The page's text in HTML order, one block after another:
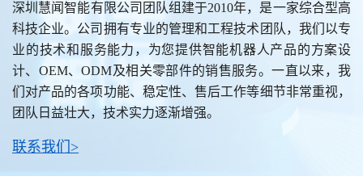
深圳慧闻智能有限公司团队组建于2010年，是一家综合型高
科技企业。公司拥有专业的管理和工程技术团队，我们以专
业的技术和服务能力，为您提供智能机器人产品的方案设
计、OEM、ODM及相关零部件的销售服务。一直以来，我
们对产品的各项功能、稳定性、售后工作等细节非常重视，
团队日益壮大，技术实力逐渐增强。
联系我们>